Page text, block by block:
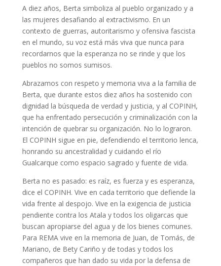
A diez años, Berta simboliza al pueblo organizado y a
las mujeres desafiando al extractivismo. En un
contexto de guerras, autoritarismo y ofensiva fascista
en el mundo, su voz está más viva que nunca para
recordarnos que la esperanza no se rinde y que los
pueblos no somos sumisos.
Abrazamos con respeto y memoria viva a la familia de
Berta, que durante estos diez años ha sostenido con
dignidad la búsqueda de verdad y justicia, y al COPINH,
que ha enfrentado persecución y criminalización con la
intención de quebrar su organización. No lo lograron.
El COPINH sigue en pie, defendiendo el territorio lenca,
honrando su ancestralidad y cuidando el río
Gualcarque como espacio sagrado y fuente de vida.
Berta no es pasado: es raíz, es fuerza y es esperanza,
dice el COPINH. Vive en cada territorio que defiende la
vida frente al despojo. Vive en la exigencia de justicia
pendiente contra los Atala y todos los oligarcas que
buscan apropiarse del agua y de los bienes comunes.
Para REMA vive en la memoria de Juan, de Tomás, de
Mariano, de Bety Cariño y de todas y todos los
compañeros que han dado su vida por la defensa de